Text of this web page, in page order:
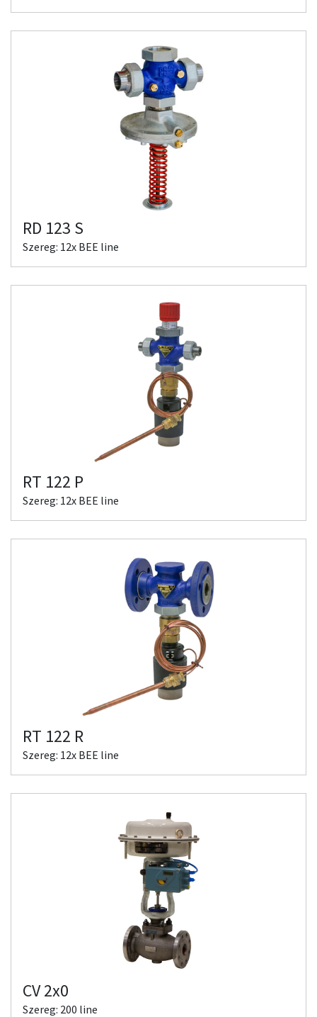
RD 123 S
Szereg: 12x BEE line
RT 122 P
Szereg: 12x BEE line
RT 122 R
Szereg: 12x BEE line
CV 2x0
Szereg: 200 line